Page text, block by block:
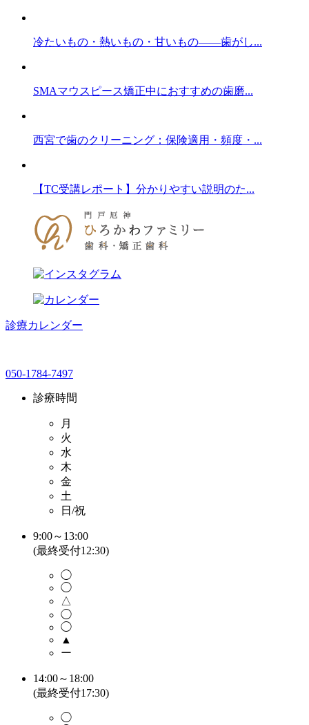
冷たいもの・熱いもの・甘いもの——歯がし...
SMAマウスピース矯正中におすすめの歯磨...
西宮で歯のクリーニング：保険適用・頻度・...
【TC受講レポート】分かりやすい説明のた...
診療カレンダー
050-1784-7497
診療時間
月
火
水
木
金
土
日/祝
9:00～13:00
(最終受付12:30)
◯
◯
△
◯
◯
▲
ー
14:00～18:00
(最終受付17:30)
◯